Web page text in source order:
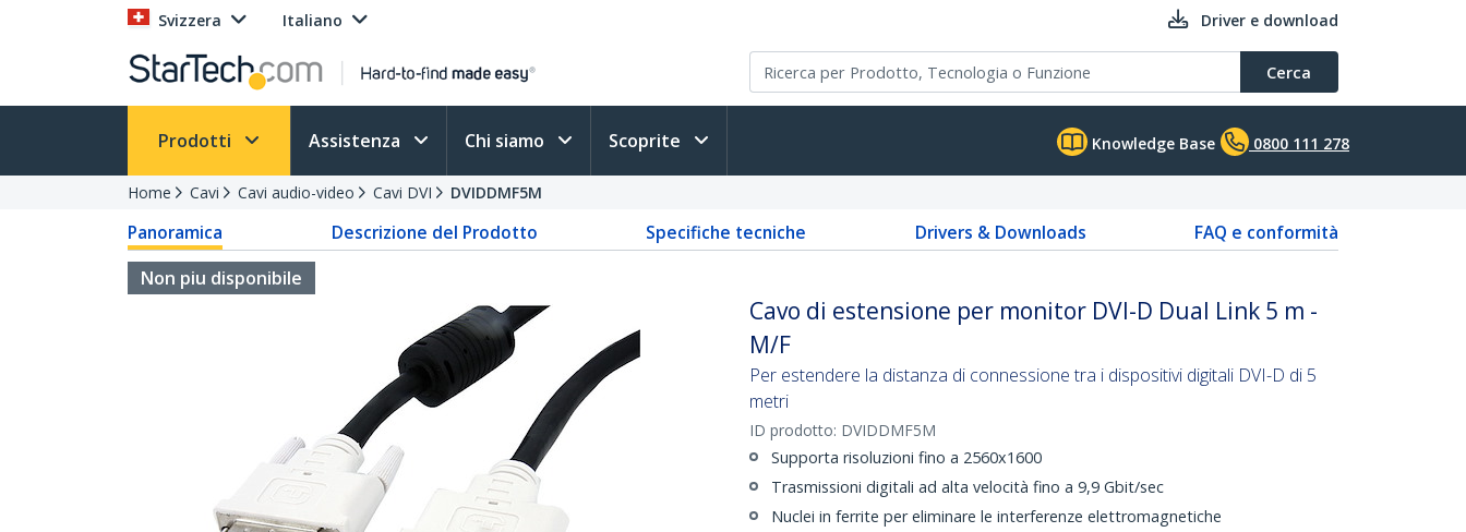
Svizzera Italiano Driver e download
Cerca
Prodotti Assistenza Chi siamo Scoprite Knowledge Base 0800 111 278
Home Cavi Cavi audio-video Cavi DVI DVIDDMF5M
Panoramica Descrizione del Prodotto Specifiche tecniche Drivers & Downloads
FAQ e conformità
Non piu disponibile
Cavo di estensione per monitor DVI-D Dual Link 5 m -
M/F
Per estendere la distanza di connessione tra i dispositivi digitali DVI-D di 5
metri
ID prodotto: DVIDDMF5M
Supporta risoluzioni fino a 2560x1600
Trasmissioni digitali ad alta velocità fino a 9,9 Gbit/sec
Nuclei in ferrite per eliminare le interferenze elettromagnetiche